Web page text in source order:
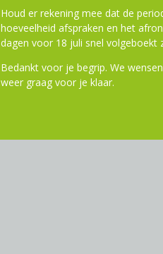
Houd er rekening mee dat de
hoeveelheid afspraken en het
dagen voor 18 juli snel volgeboekt
Bedankt voor je begrip. We
weer graag voor je klaar.